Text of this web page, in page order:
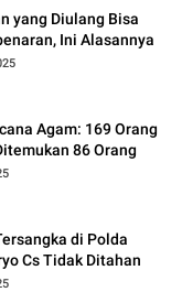
yang Diulang Bisa
Ini Alasannya
Agam: 169 Orang
86 Orang
di Polda
Cs Tidak Ditahan